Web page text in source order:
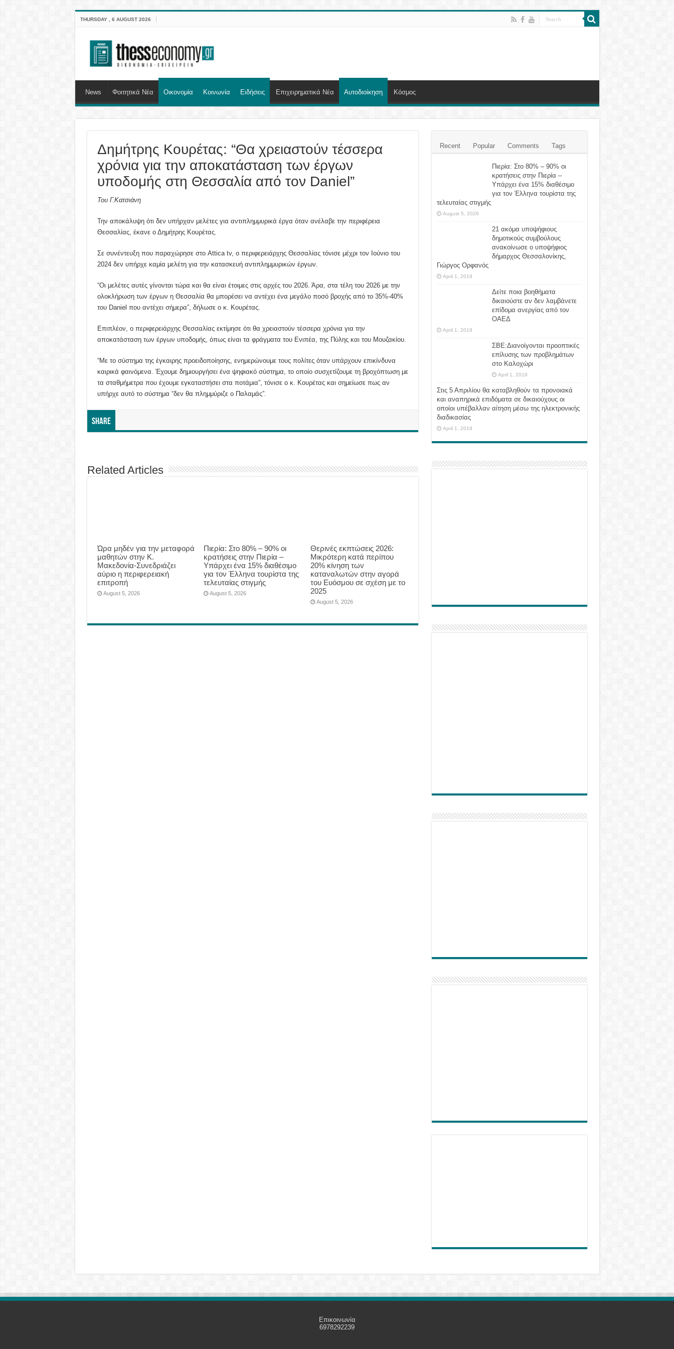
THURSDAY , 6 AUGUST 2026
News Φοιτητικά Νέα Οικονομία Κοινωνία Ειδήσεις Επιχειρηματικά Νέα Αυτοδιοίκηση Κόσμος
Δημήτρης Κουρέτας: “Θα χρειαστούν τέσσερα
χρόνια για την αποκατάσταση των έργων
υποδομής στη Θεσσαλία από τον Daniel”
Του Γ.Κατσιάνη
Την αποκάλυψη ότι δεν υπήρχαν μελέτες για αντιπλημμυρικά έργα όταν ανέλαβε την περιφέρεια
Θεσσαλίας, έκανε ο Δημήτρης Κουρέτας.
Σε συνέντευξη που παραχώρησε στο Attica tv, ο περιφερειάρχης Θεσσαλίας τόνισε μέχρι τον Ιούνιο του
2024 δεν υπήρχε καμία μελέτη για την κατασκευή αντιπλημμυρικών έργων.
“Οι μελέτες αυτές γίνονται τώρα και θα είναι έτοιμες στις αρχές του 2026. Άρα, στα τέλη του 2026 με την
ολοκλήρωση των έργων η Θεσσαλία θα μπορέσει να αντέχει ένα μεγάλο ποσό βροχής από το 35%-40%
του Daniel που αντέχει σήμερα”, δήλωσε ο κ. Κουρέτας.
Επιπλέον, ο περιφερειάρχης Θεσσαλίας εκτίμησε ότι θα χρειαστούν τέσσερα χρόνια για την
αποκατάσταση των έργων υποδομής, όπως είναι τα φράγματα του Ενιπέα, της Πύλης και του Μουζακίου.
“Με το σύστημα της έγκαιρης προειδοποίησης, ενημερώνουμε τους πολίτες όταν υπάρχουν επικίνδυνα
καιρικά φαινόμενα. Έχουμε δημιουργήσει ένα ψηφιακό σύστημα, το οποίο συσχετίζουμε τη βροχόπτωση με
τα σταθμήμετρα που έχουμε εγκαταστήσει στα ποτάμια”, τόνισε ο κ. Κουρέτας και σημείωσε πως αν
υπήρχε αυτό το σύστημα “δεν θα πλημμύριζε ο Παλαμάς”.
Share
Related Articles
Ώρα μηδέν για την μεταφορά
μαθητών στην Κ.
Μακεδονία-Συνεδριάζει
αύριο η περιφερειακή
επιτροπή
August 5, 2026
Πιερία: Στο 80% – 90% οι
κρατήσεις στην Πιερία –
Υπάρχει ένα 15% διαθέσιμο
για τον Έλληνα τουρίστα της
τελευταίας στιγμής
August 5, 2026
Θερινές εκπτώσεις 2026:
Μικρότερη κατά περίπου
20% κίνηση των
καταναλωτών στην αγορά
του Ευόσμου σε σχέση με το
2025
August 5, 2026
Recent Popular Comments Tags
Πιερία: Στο 80% – 90% οι
κρατήσεις στην Πιερία –
Υπάρχει ένα 15% διαθέσιμο
για τον Έλληνα τουρίστα της
τελευταίας στιγμής
August 5, 2026
21 ακόμα υποψήφιους
δημοτικούς συμβούλους
ανακοίνωσε ο υποψήφιος
δήμαρχος Θεσσαλονίκης,
Γιώργος Ορφανός
April 1, 2019
Δείτε ποια βοηθήματα
δικαιούστε αν δεν λαμβάνετε
επίδομα ανεργίας από τον
ΟΑΕΔ
April 1, 2019
ΣΒΕ:Διανοίγονται προοπτικές
επίλυσης των προβλημάτων
στο Καλοχώρι
April 1, 2019
Στις 5 Απριλίου θα καταβληθούν τα προνοιακά
και αναπηρικά επιδόματα σε δικαιούχους οι
οποίοι υπέβαλλαν αίτηση μέσω της ηλεκτρονικής
διαδικασίας
April 1, 2019
Επικοινωνία
6978292239